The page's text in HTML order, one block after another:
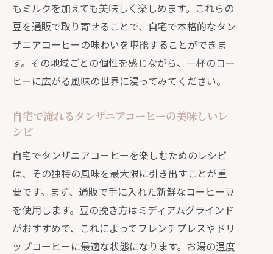
もミルクを加えても美味しく楽しめます。これらの
豆を通販で取り寄せることで、自宅で本格的なタン
ザニアコーヒーの味わいを堪能することができま
す。その地域ごとの個性を感じながら、一杯のコー
ヒーに広がる風味の世界に浸ってみてください。
自宅で淹れるタンザニアコーヒーの美味しいレ
シピ
自宅でタンザニアコーヒーを楽しむためのレシピ
は、その独特の風味を最大限に引き出すことが重
要です。まず、通販で手に入れた新鮮なコーヒー豆
を使用します。豆の挽き方はミディアムグラインド
がおすすめで、これによってフレンチプレスやドリ
ップコーヒーに最適な状態になります。お湯の温度